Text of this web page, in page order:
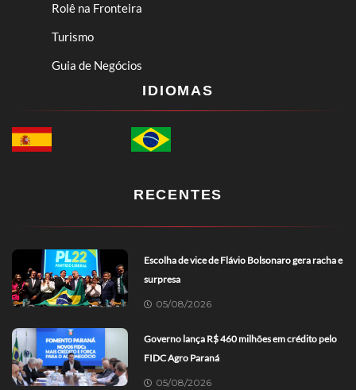
Rolê na Fronteira
Turismo
Guia de Negócios
IDIOMAS
RECENTES
Escolha de vice de Flávio Bolsonaro gera racha e
surpresa
05/08/2026
Governo lança R$ 460 milhões em crédito pelo
FIDC Agro Paraná
05/08/2026